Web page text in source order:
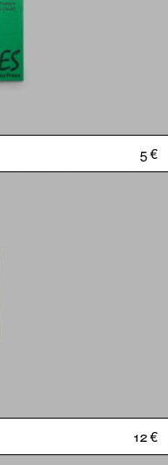
5 €
12 €